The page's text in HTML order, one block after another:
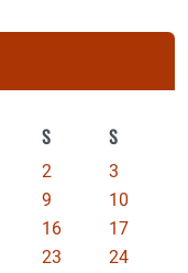
S S
2
3
9
10
16
17
23
24